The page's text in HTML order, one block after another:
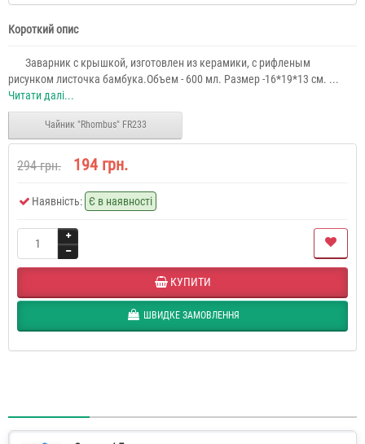
Короткий опис
Заварник с крышкой, изготовлен из керамики, с рифленым
рисунком листочка бамбука.Объем - 600 мл. Размер -16*19*13 см. ...
Читати далі...
Чайник "Rhombus" FR233
294 грн. 194 грн.
Наявність: Є в наявності
КУПИТИ
ШВИДКЕ ЗАМОВЛЕННЯ